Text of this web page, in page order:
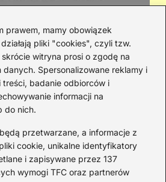
prawem, mamy obowiązek
pliki "cookies", czyli tzw.
witryna prosi o zgodę na
Spersonalizowane reklamy i
treści, badanie odbiorców i
informacji na
do nich.
przetwarzane, a informacje z
cookie, unikalne identyfikatory
i zapisywane przez 137
wymogi TFC oraz partnerów
dziecko z 500+ i
Wyliczenie kwot
dla rodziców, nauczycieli,
którzy wierzą, że muzyka to coś
relacje i wspomnienia.